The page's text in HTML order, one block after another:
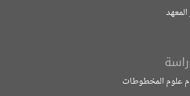
المخطوطات